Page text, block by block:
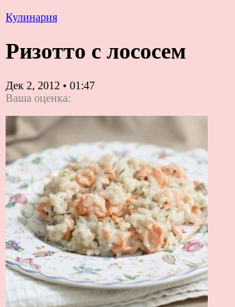
Кулинария
Ризотто с лососем
Дек 2, 2012 • 01:47
Ваша оценка: